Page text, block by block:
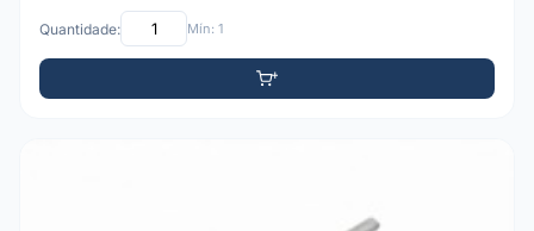
Quantidade: Mín: 1